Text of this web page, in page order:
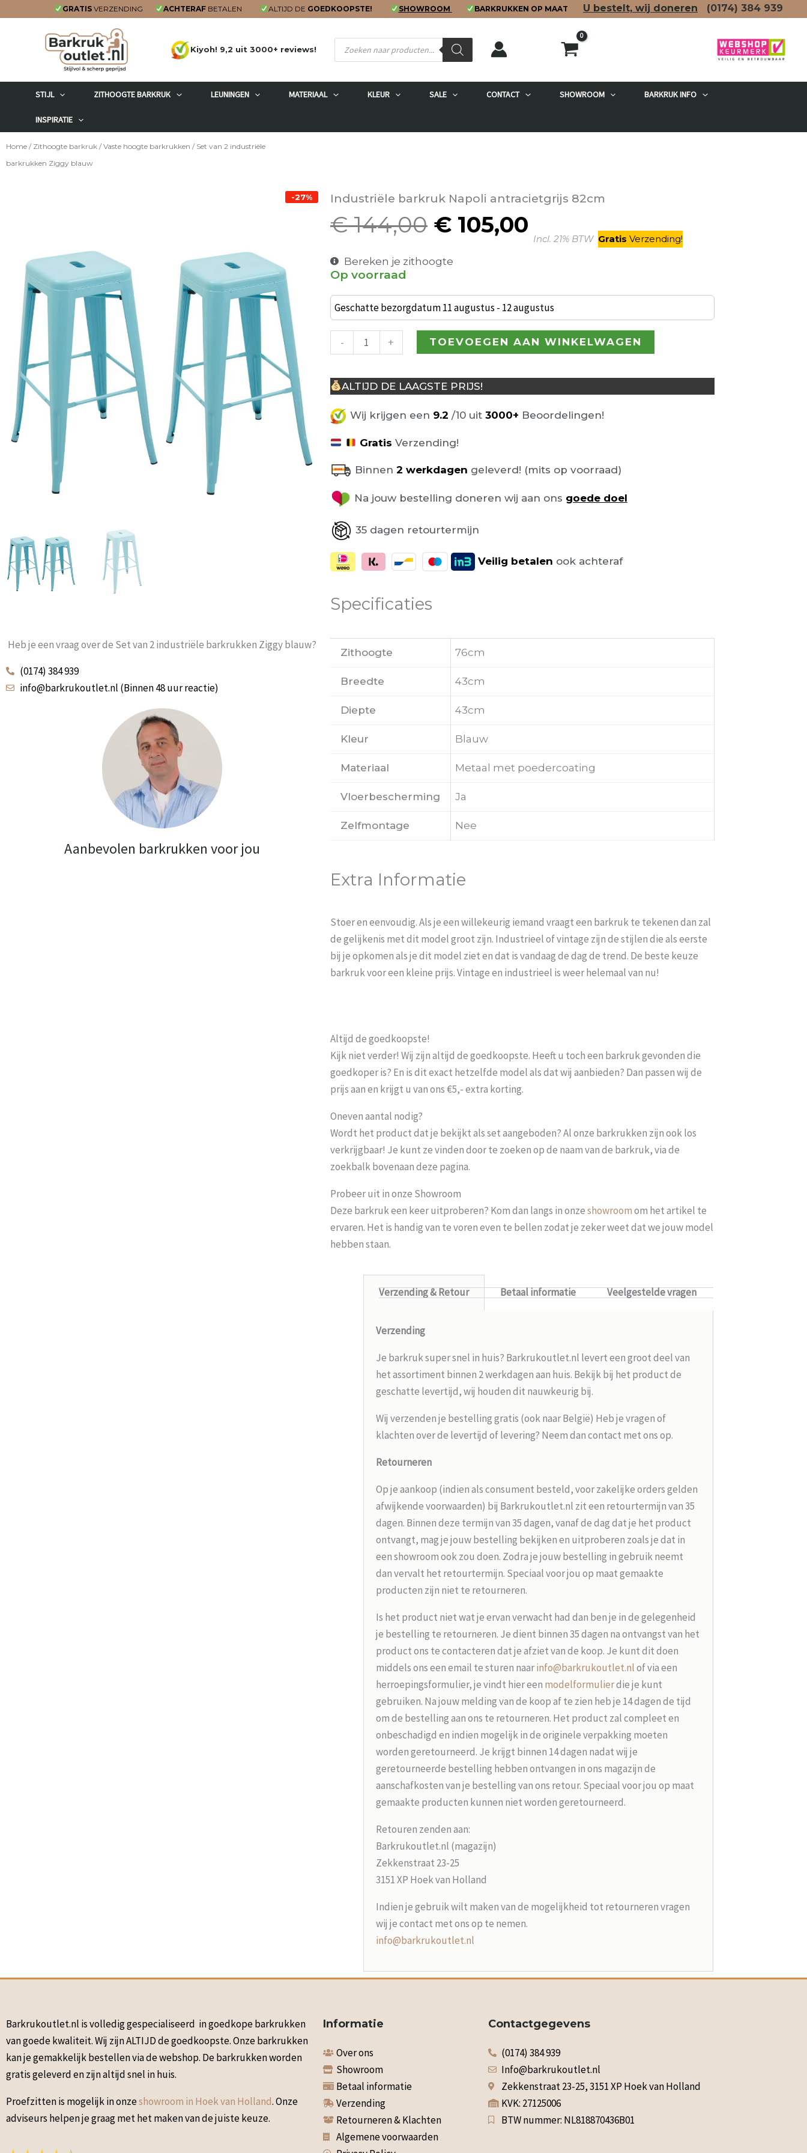
GRATIS VERZENDING ACHTERAF BETALEN ALTIJD DE GOEDKOOPSTE! SHOWROOM BARKRUKKEN OP MAAT U bestelt, wij doneren (0174) 384 939
Kiyoh! 9,2 uit 3000+ reviews!
Producten
zoeken
STIJL ZITHOOGTE BARKRUK LEUNINGEN MATERIAAL KLEUR SALE CONTACT SHOWROOM BARKRUK INFO
INSPIRATIE
Home / Zithoogte barkruk / Vaste hoogte barkrukken / Set van 2 industriële
barkrukken Ziggy blauw
-27%
Heb je een vraag over de Set van 2 industriële barkrukken Ziggy blauw?
(0174) 384 939
info@barkrukoutlet.nl (Binnen 48 uur reactie)
Aanbevolen barkrukken voor jou
Industriële barkruk Napoli antracietgrijs 82cm
€144,00 Oorspronkelijke
was:
€ 105,00 Huidige
prijs
Incl. 21% BTW Gratis Verzending!
Bereken je zithoogte
Op voorraad
Geschatte bezorgdatum 11 augustus - 12 augustus
-
van
2
industriële
barkrukken
blauw
+ TOEVOEGEN AAN WINKELWAGEN
ALTIJD DE LAAGSTE PRIJS!
Wij krijgen een 9.2 /10 uit 3000+ Beoordelingen!
Gratis Verzending!
Binnen 2 werkdagen geleverd! (mits op voorraad)
Na jouw bestelling doneren wij aan ons goede doel
35 dagen retourtermijn
Veilig betalen ook achteraf
Specificaties
Zithoogte 76cm
Breedte 43cm
Diepte 43cm
Kleur Blauw
Materiaal Metaal met poedercoating
Vloerbescherming Ja
Zelfmontage Nee
Extra Informatie
Stoer en eenvoudig. Als je een willekeurig iemand vraagt een barkruk te tekenen dan zal
de gelijkenis met dit model groot zijn. Industrieel of vintage zijn de stijlen die als eerste
bij je opkomen als je dit model ziet en dat is vandaag de dag de trend. De beste keuze
barkruk voor een kleine prijs. Vintage en industrieel is weer helemaal van nu!
Altijd de goedkoopste!
Kijk niet verder! Wij zijn altijd de goedkoopste. Heeft u toch een barkruk gevonden die
goedkoper is? En is dit exact hetzelfde model als dat wij aanbieden? Dan passen wij de
prijs aan en krijgt u van ons €5,- extra korting.
Oneven aantal nodig?
Wordt het product dat je bekijkt als set aangeboden? Al onze barkrukken zijn ook los
verkrijgbaar! Je kunt ze vinden door te zoeken op de naam van de barkruk, via de
zoekbalk bovenaan deze pagina.
Probeer uit in onze Showroom
Deze barkruk een keer uitproberen? Kom dan langs in onzeshowroomom het artikel te
ervaren. Het is handig van te voren even te bellen zodat je zeker weet dat we jouw model
hebben staan.
Verzending & Retour Betaal informatie Veelgestelde vragen
Verzending
Je barkruk super snel in huis? Barkrukoutlet.nl levert een groot deel van
het assortiment binnen 2 werkdagen aan huis. Bekijk bij het product de
geschatte levertijd, wij houden dit nauwkeurig bij.
Wij verzenden je bestelling gratis (ook naar België) Heb je vragen of
klachten over de levertijd of levering? Neem dan contact met ons op.
Retourneren
Op je aankoop (indien als consument besteld, voor zakelijke orders gelden
afwijkende voorwaarden) bij Barkrukoutlet.nl zit een retourtermijn van 35
dagen. Binnen deze termijn van 35 dagen, vanaf de dag dat je het product
ontvangt, mag je jouw bestelling bekijken en uitproberen zoals je dat in
een showroom ook zou doen. Zodra je jouw bestelling in gebruik neemt
dan vervalt het retourtermijn. Speciaal voor jou op maat gemaakte
producten zijn niet te retourneren.
Is het product niet wat je ervan verwacht had dan ben je in de gelegenheid
je bestelling te retourneren. Je dient binnen 35 dagen na ontvangst van het
product ons te contacteren dat je afziet van de koop. Je kunt dit doen
middels ons een email te sturen naarinfo@barkrukoutlet.nlof via een
herroepingsformulier, je vindt hier een modelformulierdie je kunt
gebruiken. Na jouw melding van de koop af te zien heb je 14 dagen de tijd
om de bestelling aan ons te retourneren. Het product zal compleet en
onbeschadigd en indien mogelijk in de originele verpakking moeten
worden geretourneerd. Je krijgt binnen 14 dagen nadat wij je
geretourneerde bestelling hebben ontvangen in ons magazijn de
aanschafkosten van je bestelling van ons retour. Speciaal voor jou op maat
gemaakte producten kunnen niet worden geretourneerd.
Retouren zenden aan:
Barkrukoutlet.nl (magazijn)
Zekkenstraat 23-25
3151 XP Hoek van Holland
Indien je gebruik wilt maken van de mogelijkheid tot retourneren vragen
wij je contact met ons op te nemen.
info@barkrukoutlet.nl
Barkrukoutlet.nl is volledig gespecialiseerd in goedkope barkrukken
van goede kwaliteit. Wij zijn ALTIJD de goedkoopste. Onze barkrukken
kan je gemakkelijk bestellen via de webshop. De barkrukken worden
gratis geleverd en zijn altijd snel in huis.
Proefzitten is mogelijk in onzeshowroom in Hoek van Holland. Onze
adviseurs helpen je graag met het maken van de juiste keuze.
Informatie
Over ons
Showroom
Betaal informatie
Verzending
Retourneren & Klachten
Algemene voorwaarden
Contactgegevens
(0174) 384 939
Info@barkrukoutlet.nl
Zekkenstraat 23-25, 3151 XP Hoek van Holland
KVK: 27125006
BTW nummer: NL818870436B01